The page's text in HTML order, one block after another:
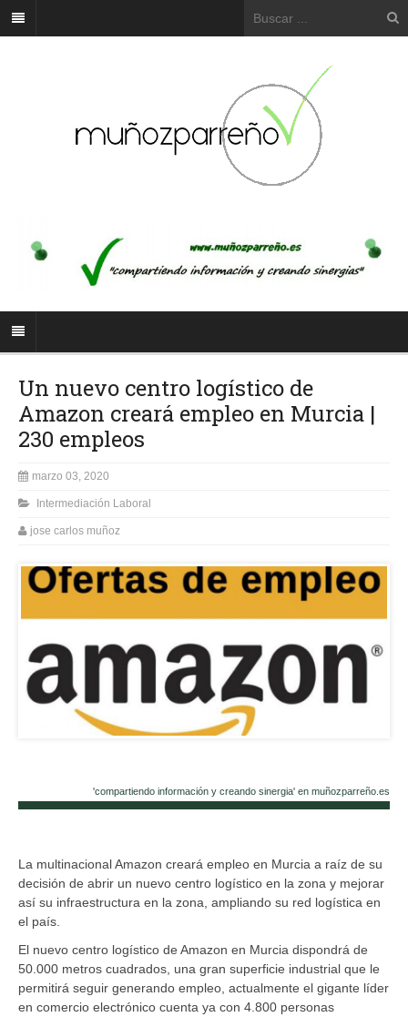
Un nuevo centro logístico de
Amazon creará empleo en Murcia |
230 empleos
marzo 03, 2020
Intermediación Laboral
jose carlos muñoz
'compartiendo información y creando sinergia' en muñozparreño.es
La multinacional Amazon creará empleo en Murcia a raíz de su
decisión de abrir un nuevo centro logístico en la zona y mejorar
así su infraestructura en la zona, ampliando su red logística en
el país.
El nuevo centro logístico de Amazon en Murcia dispondrá de
50.000 metros cuadrados, una gran superficie industrial que le
permitirá seguir generando empleo, actualmente el gigante líder
en comercio electrónico cuenta ya con 4.800 personas